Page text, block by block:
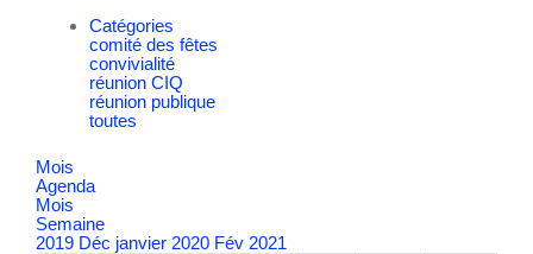
Catégories
comité des fêtes
convivialité
réunion CIQ
réunion publique
toutes
Mois
Agenda
Mois
Semaine
2019 Déc janvier 2020 Fév 2021